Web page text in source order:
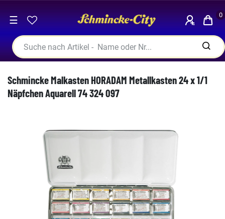
☰ 0
Schmincke Malkasten HORADAM Metallkasten 24 x 1/1
Näpfchen Aquarell 74 324 097